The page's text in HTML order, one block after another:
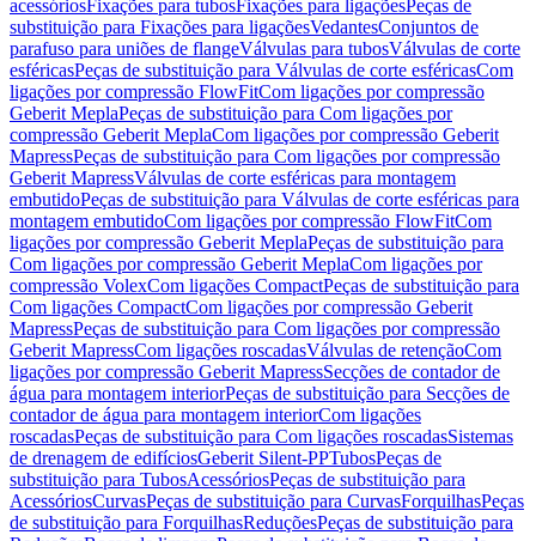
acessóriosFixações para tubosFixações para ligaçõesPeças de
substituição para Fixações para ligaçõesVedantesConjuntos de
parafuso para uniões de flangeVálvulas para tubosVálvulas de corte
esféricasPeças de substituição para Válvulas de corte esféricasCom
ligações por compressão FlowFitCom ligações por compressão
Geberit MeplaPeças de substituição para Com ligações por
compressão Geberit MeplaCom ligações por compressão Geberit
MapressPeças de substituição para Com ligações por compressão
Geberit MapressVálvulas de corte esféricas para montagem
embutidoPeças de substituição para Válvulas de corte esféricas para
montagem embutidoCom ligações por compressão FlowFitCom
ligações por compressão Geberit MeplaPeças de substituição para
Com ligações por compressão Geberit MeplaCom ligações por
compressão VolexCom ligações CompactPeças de substituição para
Com ligações CompactCom ligações por compressão Geberit
MapressPeças de substituição para Com ligações por compressão
Geberit MapressCom ligações roscadasVálvulas de retençãoCom
ligações por compressão Geberit MapressSecções de contador de
água para montagem interiorPeças de substituição para Secções de
contador de água para montagem interiorCom ligações
roscadasPeças de substituição para Com ligações roscadasSistemas
de drenagem de edifíciosGeberit Silent-PPTubosPeças de
substituição para TubosAcessóriosPeças de substituição para
AcessóriosCurvasPeças de substituição para CurvasForquilhasPeças
de substituição para ForquilhasReduçõesPeças de substituição para